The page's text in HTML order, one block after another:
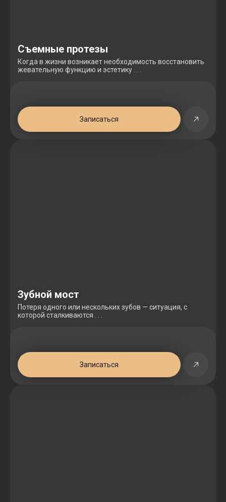
Съемные протезы
Когда в жизни возникает необходимость восстановить
жевательную функцию и эстетику . . .
Записаться
Зубной мост
Потеря одного или нескольких зубов — ситуация, с
которой сталкиваются . . .
Записаться